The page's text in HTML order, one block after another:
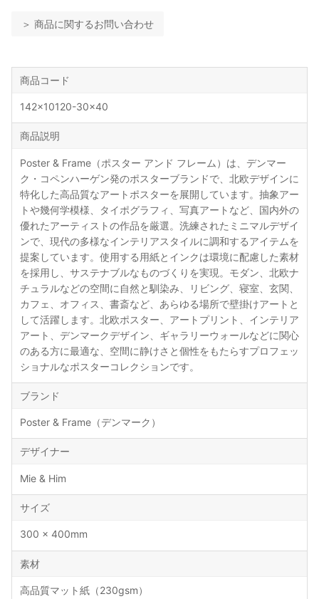
＞ 商品に関するお問い合わせ
商品コード
142x10120-30x40
商品説明
Poster & Frame（ポスター アンド フレーム）は、デンマー
ク・コペンハーゲン発のポスターブランドで、北欧デザインに
特化した高品質なアートポスターを展開しています。抽象アー
トや幾何学模様、タイポグラフィ、写真アートなど、国内外の
優れたアーティストの作品を厳選。洗練されたミニマルデザイ
ンで、現代の多様なインテリアスタイルに調和するアイテムを
提案しています。使用する用紙とインクは環境に配慮した素材
を採用し、サステナブルなものづくりを実現。モダン、北欧ナ
チュラルなどの空間に自然と馴染み、リビング、寝室、玄関、
カフェ、オフィス、書斎など、あらゆる場所で壁掛けアートと
して活躍します。北欧ポスター、アートプリント、インテリア
アート、デンマークデザイン、ギャラリーウォールなどに関心
のある方に最適な、空間に静けさと個性をもたらすプロフェッ
ショナルなポスターコレクションです。
ブランド
Poster & Frame（デンマーク）
デザイナー
Mie & Him
サイズ
300 × 400mm
素材
高品質マット紙（230gsm）